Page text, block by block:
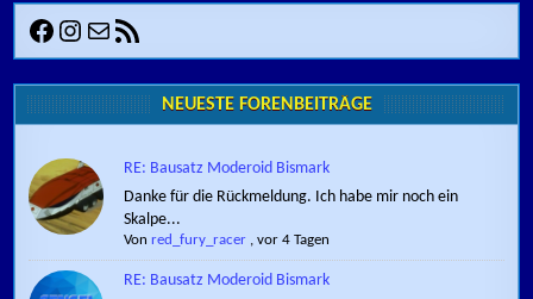
Facebook
Instagram
E-MailRSS-Feed
NEUESTE FORENBEITRÄGE
RE: Bausatz Moderoid Bismark
Danke für die Rückmeldung. Ich habe mir noch ein
Skalpe...
Vonred_fury_racer ,vor 4 Tagen
RE: Bausatz Moderoid Bismark